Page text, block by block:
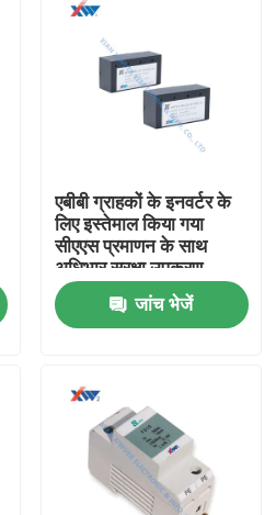
एबीबी ग्राहकों के इनवर्टर के
लिए इस्तेमाल किया गया
सीएएस प्रमाणन के साथ
अधिभार सुरक्षा उपकरण
जांच भेजें